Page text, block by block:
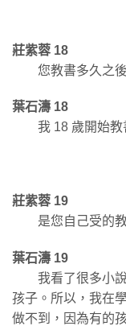
莊紫蓉 18
您教書多久之後
葉石濤 18
我 18 歲開始教
莊紫蓉 19
是您自己受的教
葉石濤 19
我看了很多小說
孩子。所以，我在
做不到，因為有的